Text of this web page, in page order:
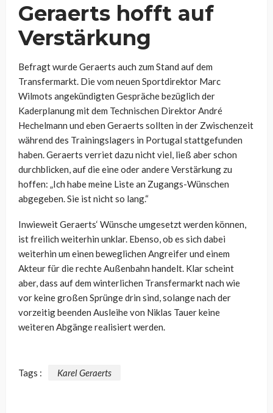
Geraerts hofft auf
Verstärkung
Befragt wurde Geraerts auch zum Stand auf dem
Transfermarkt. Die vom neuen Sportdirektor Marc
Wilmots angekündigten Gespräche bezüglich der
Kaderplanung mit dem Technischen Direktor André
Hechelmann und eben Geraerts sollten in der Zwischenzeit
während des Trainingslagers in Portugal stattgefunden
haben. Geraerts verriet dazu nicht viel, ließ aber schon
durchblicken, auf die eine oder andere Verstärkung zu
hoffen: „Ich habe meine Liste an Zugangs-Wünschen
abgegeben. Sie ist nicht so lang.“
Inwieweit Geraerts‘ Wünsche umgesetzt werden können,
ist freilich weiterhin unklar. Ebenso, ob es sich dabei
weiterhin um einen beweglichen Angreifer und einem
Akteur für die rechte Außenbahn handelt. Klar scheint
aber, dass auf dem winterlichen Transfermarkt nach wie
vor keine großen Sprünge drin sind, solange nach der
vorzeitig beenden Ausleihe von Niklas Tauer keine
weiteren Abgänge realisiert werden.
Tags : Karel Geraerts